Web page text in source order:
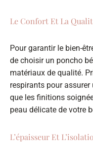
Le Confort Et La
Pour garantir le bien-
de choisir un poncho
matériaux de qualité.
respirants pour assurer
que les finitions
peau délicate de votre
L’épaisseur Et